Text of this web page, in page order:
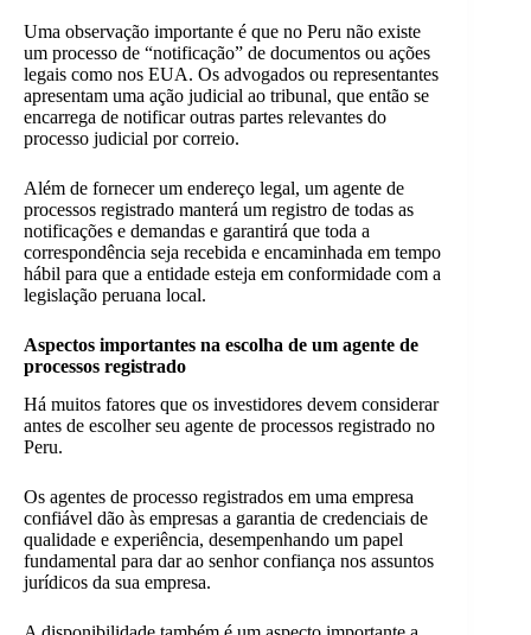
Uma observação importante é que no Peru não existe
um processo de “notificação” de documentos ou ações
legais como nos EUA. Os advogados ou representantes
apresentam uma ação judicial ao tribunal, que então se
encarrega de notificar outras partes relevantes do
processo judicial por correio.
Além de fornecer um endereço legal, um agente de
processos registrado manterá um registro de todas as
notificações e demandas e garantirá que toda a
correspondência seja recebida e encaminhada em tempo
hábil para que a entidade esteja em conformidade com a
legislação peruana local.
Aspectos importantes na escolha de um agente de
processos registrado
Há muitos fatores que os investidores devem considerar
antes de escolher seu agente de processos registrado no
Peru.
Os agentes de processo registrados em uma empresa
confiável dão às empresas a garantia de credenciais de
qualidade e experiência, desempenhando um papel
fundamental para dar ao senhor confiança nos assuntos
jurídicos da sua empresa.